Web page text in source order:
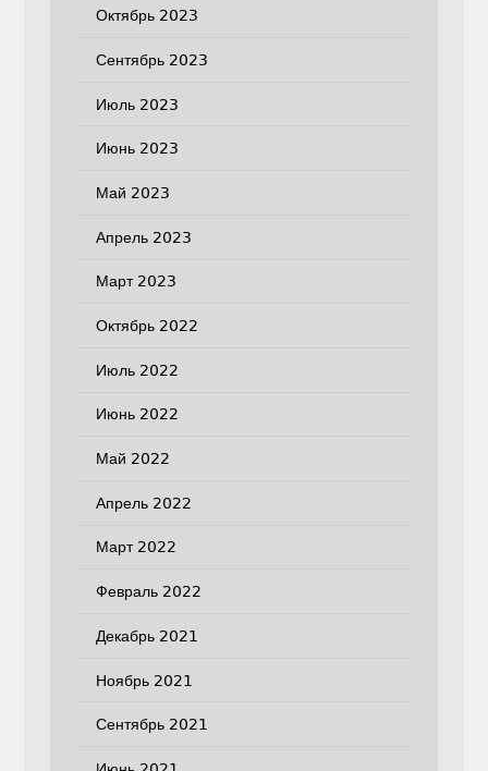
Октябрь 2023
Сентябрь 2023
Июль 2023
Июнь 2023
Май 2023
Апрель 2023
Март 2023
Октябрь 2022
Июль 2022
Июнь 2022
Май 2022
Апрель 2022
Март 2022
Февраль 2022
Декабрь 2021
Ноябрь 2021
Сентябрь 2021